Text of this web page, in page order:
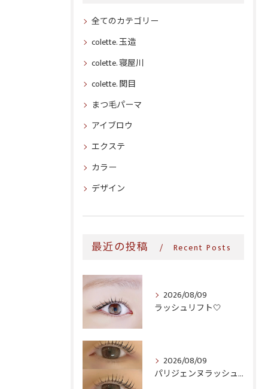
全てのカテゴリー
colette. 玉造
colette. 寝屋川
colette. 関目
まつ毛パーマ
アイブロウ
エクステ
カラー
デザイン
最近の投稿 Recent Posts
2026/08/09
ラッシュリフト‎🤍
2026/08/09
パリジェンヌラッシュリフト♪